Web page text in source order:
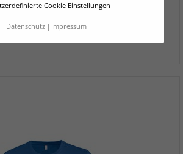
Cookie Einstellungen
Datenschutz Impressum
XL XXL 3XL 4XL